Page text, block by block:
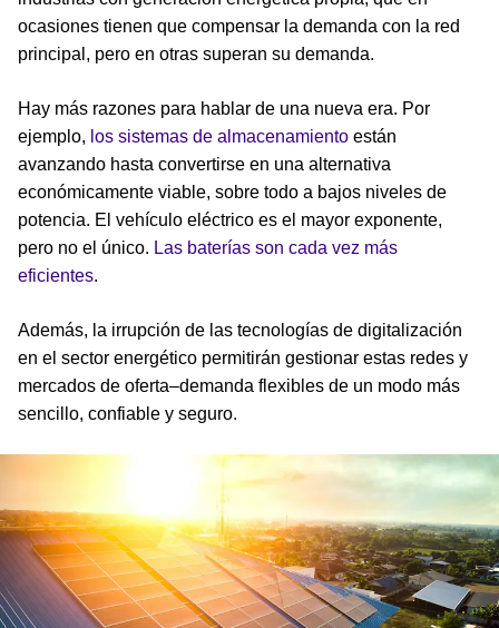
ocasiones tienen que compensar la demanda con la red
principal, pero en otras superan su demanda.
Hay más razones para hablar de una nueva era. Por
ejemplo, los sistemas de almacenamiento están
avanzando hasta convertirse en una alternativa
económicamente viable, sobre todo a bajos niveles de
potencia. El vehículo eléctrico es el mayor exponente,
pero no el único. Las baterías son cada vez más
eficientes.
Además, la irrupción de las tecnologías de digitalización
en el sector energético permitirán gestionar estas redes y
mercados de oferta–demanda flexibles de un modo más
sencillo, confiable y seguro.